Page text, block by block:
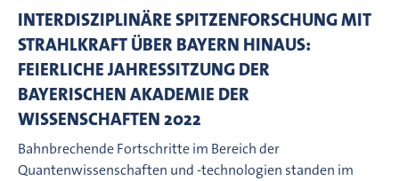
INTERDISZIPLINÄRE SPITZENFORSCHUNG MIT
STRAHLKRAFT ÜBER BAYERN HINAUS:
FEIERLICHE JAHRESSITZUNG DER
BAYERISCHEN AKADEMIE DER
WISSENSCHAFTEN 2022
Bahnbrechende Fortschritte im Bereich der
Quantenwissenschaften und -technologien standen im